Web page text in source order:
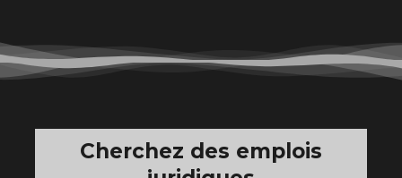
Cherchez des emplois